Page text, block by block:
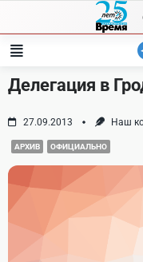
content
Делегация в
27.09.2013 Наш
АРХИВ ОФИЦИАЛЬНО